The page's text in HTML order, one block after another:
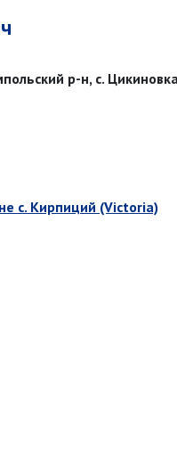
р-н, с.
с. Кирпиций (Victoria)